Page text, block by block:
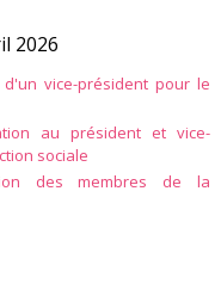
2026
d'un vice-président pour le
au président et vice-
sociale
des membres de la